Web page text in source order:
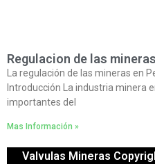
Regulacion de las
La regulación de las mineras en
Introducción La industria minera
importantes del
Mas Información »
Valvulas Mineras